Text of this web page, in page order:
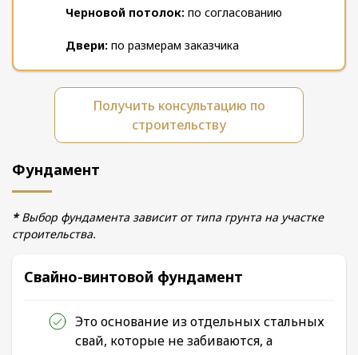
Черновой потолок: по согласованию
Двери: по размерам заказчика
Получить консультацию по
строительству
Фундамент
*Выбор фундамента зависит от типа грунта на участке
строительства.
Свайно-винтовой фундамент
Это основание из отдельных стальных
свай, которые не забиваются, а